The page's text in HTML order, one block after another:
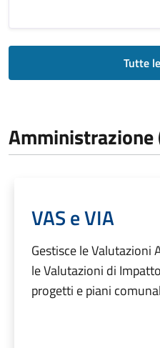
Tutte
Amministrazione
VAS e VIA
Gestisce le Valutazioni
le Valutazioni di
progetti e piani